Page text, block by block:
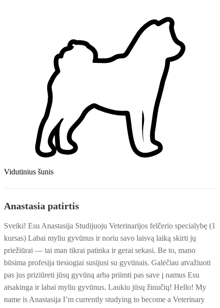
Vidutinius šunis
Anastasia patirtis
Sveiki! Esu Anastasija Studijuoju Veterinarijos felčerio specialybę (1
kursas) Labai myliu gyvūnus ir noriu savo laisvą laiką skirti jų
priežiūrai — tai man tikrai patinka ir gerai sekasi. Be to, mano
būsima profesija tiesiogiai susijusi su gyvūnais. Galėčiau atvažiuoti
pas jus priziūreti jūsų gyvūną arba priimti pas save į namus Esu
atsakinga ir labai myliu gyvūnus. Laukiu jūsų žinučių! Hello! My
name is Anastasija I’m currently studying to become a Veterinary